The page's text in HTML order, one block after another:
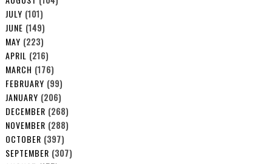
JULY (101)
JUNE (149)
MAY (223)
APRIL (216)
MARCH (176)
FEBRUARY (99)
JANUARY (206)
DECEMBER (268)
NOVEMBER (288)
OCTOBER (397)
SEPTEMBER (307)